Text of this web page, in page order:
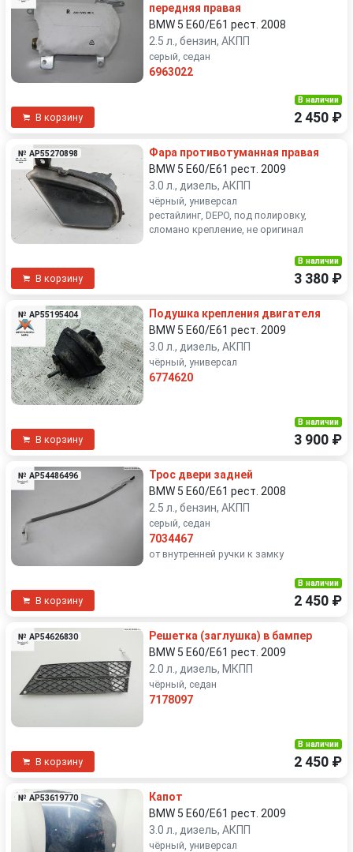
передняя правая
BMW 5 E60/E61 рест. 2008
2.5 л., бензин, АКПП
серый, седан
6963022
В корзину
В наличии
2 450 ₽
№ AP55270898
Фара противотуманная правая
BMW 5 E60/E61 рест. 2009
3.0 л., дизель, АКПП
чёрный, универсал
рестайлинг, DEPO, под полировку,
сломано крепление, не оригинал
В корзину
В наличии
3 380 ₽
№ AP55195404
Подушка крепления двигателя
BMW 5 E60/E61 рест. 2009
3.0 л., дизель, АКПП
чёрный, универсал
6774620
В корзину
В наличии
3 900 ₽
№ AP54486496
Трос двери задней
BMW 5 E60/E61 рест. 2008
2.5 л., бензин, АКПП
серый, седан
7034467
от внутренней ручки к замку
В корзину
В наличии
2 450 ₽
№ AP54626830
Решетка (заглушка) в бампер
BMW 5 E60/E61 рест. 2009
2.0 л., дизель, МКПП
чёрный, седан
7178097
В корзину
В наличии
2 450 ₽
№ AP53619770
Капот
BMW 5 E60/E61 рест. 2009
3.0 л., дизель, АКПП
чёрный, универсал